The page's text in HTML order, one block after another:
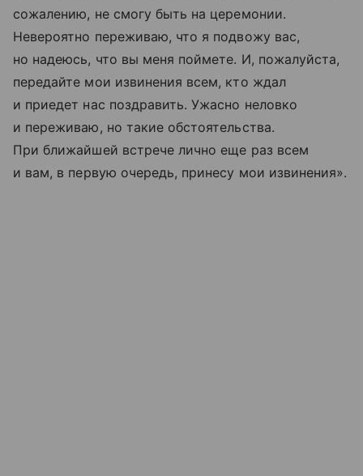
сожалению, не смогу быть на церемонии.
Невероятно переживаю, что я подвожу вас,
но надеюсь, что вы меня поймете. И, пожалуйста,
передайте мои извинения всем, кто ждал
и приедет нас поздравить. Ужасно неловко
и переживаю, но такие обстоятельства.
При ближайшей встрече лично еще раз всем
и вам, в первую очередь, принесу мои извинения».